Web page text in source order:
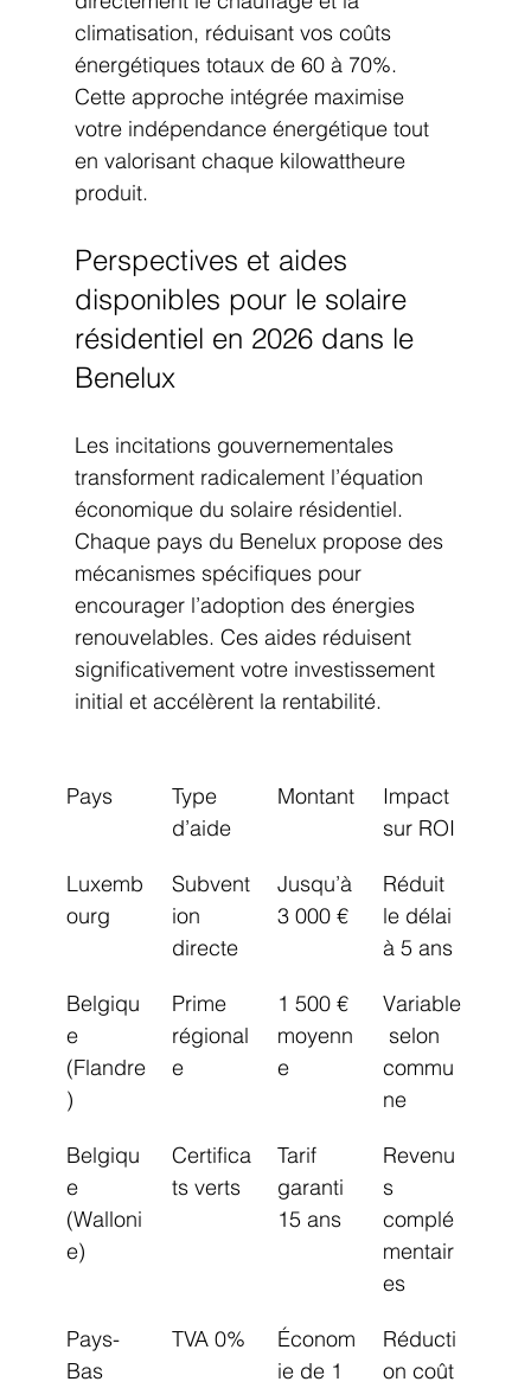
climatisation, réduisant vos coûts
énergétiques totaux de 60 à 70%.
Cette approche intégrée maximise
votre indépendance énergétique tout
en valorisant chaque kilowattheure
produit.
Perspectives et aides
disponibles pour le solaire
résidentiel en 2026 dans le
Benelux
Les incitations gouvernementales
transforment radicalement l’équation
économique du solaire résidentiel.
Chaque pays du Benelux propose des
mécanismes spécifiques pour
encourager l’adoption des énergies
renouvelables. Ces aides réduisent
significativement votre investissement
initial et accélèrent la rentabilité.
Pays
Type
d’aide
Montant
Impact
sur ROI
Luxemb
ourg
Subvent
ion
directe
Jusqu’à
3 000 €
Réduit
le délai
à 5 ans
Belgiqu
e
(Flandre
)
Prime
régional
e
1 500 €
moyenn
e
Variable
selon
commu
ne
Belgiqu
e
(Walloni
e)
Certifica
ts verts
Tarif
garanti
15 ans
Revenu
s
complé
mentair
es
Pays-
Bas
TVA 0%
Économ
ie de 1
Réducti
on coût